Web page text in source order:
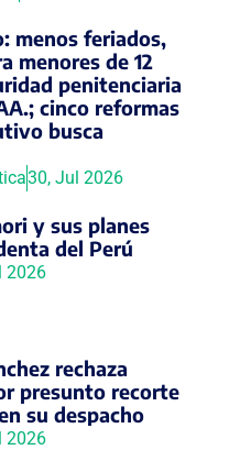
menos feriados,
menores de 12
penitenciaria
cinco reformas
busca
30, Jul 2026
y sus planes
del Perú
2026
rechaza
presunto recorte
su despacho
2026